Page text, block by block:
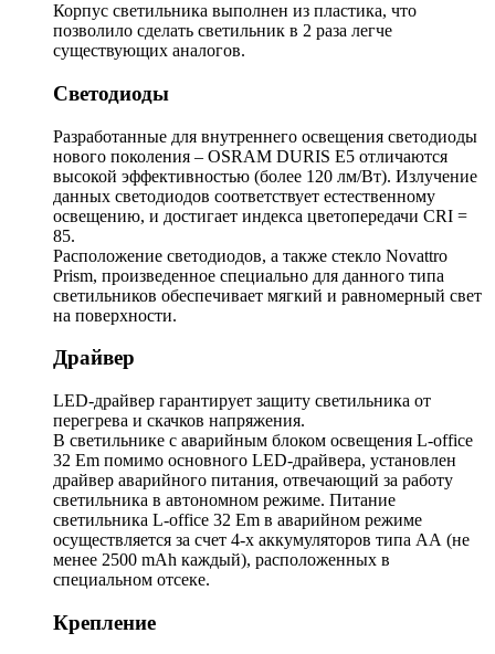
Корпус светильника выполнен из пластика, что
позволило сделать светильник в 2 раза легче
существующих аналогов.
Светодиоды
Разработанные для внутреннего освещения светодиоды
нового поколения – OSRAM DURIS E5 отличаются
высокой эффективностью (более 120 лм/Вт). Излучение
данных светодиодов соответствует естественному
освещению, и достигает индекса цветопередачи CRI =
85.
Расположение светодиодов, а также стекло Novattro
Prism, произведенное специально для данного типа
светильников обеспечивает мягкий и равномерный свет
на поверхности.
Драйвер
LED-драйвер гарантирует защиту светильника от
перегрева и скачков напряжения.
В светильнике с аварийным блоком освещения L-office
32 Em помимо основного LED-драйвера, установлен
драйвер аварийного питания, отвечающий за работу
светильника в автономном режиме. Питание
светильника L-office 32 Em в аварийном режиме
осуществляется за счет 4-х аккумуляторов типа АА (не
менее 2500 mAh каждый), расположенных в
специальном отсеке.
Крепление